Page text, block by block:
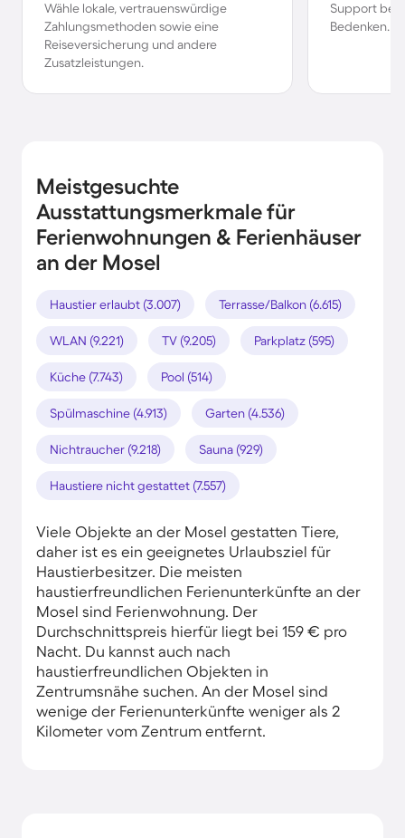
Wähle lokale, vertrauenswürdige
Zahlungsmethoden sowie eine
Reiseversicherung und andere
Zusatzleistungen.
Support bei
Bedenken.
Meistgesuchte
Ausstattungsmerkmale für
Ferienwohnungen & Ferienhäuser
an der Mosel
Haustier erlaubt (3.007) Terrasse/Balkon (6.615)
WLAN (9.221) TV (9.205) Parkplatz (595)
Küche (7.743) Pool (514)
Spülmaschine (4.913) Garten (4.536)
Nichtraucher (9.218) Sauna (929)
Haustiere nicht gestattet (7.557)
Viele Objekte an der Mosel gestatten Tiere,
daher ist es ein geeignetes Urlaubsziel für
Haustierbesitzer. Die meisten
haustierfreundlichen Ferienunterkünfte an der
Mosel sind Ferienwohnung. Der
Durchschnittspreis hierfür liegt bei 159 € pro
Nacht. Du kannst auch nach
haustierfreundlichen Objekten in
Zentrumsnähe suchen. An der Mosel sind
wenige der Ferienunterkünfte weniger als 2
Kilometer vom Zentrum entfernt.